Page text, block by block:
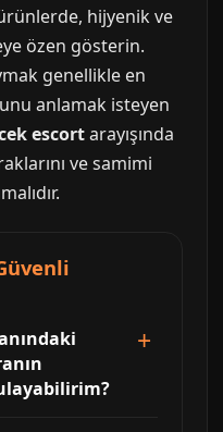
hijyenik ve
özen gösterin.
genellikle en
anlamak isteyen
escortarayışında
ve samimi